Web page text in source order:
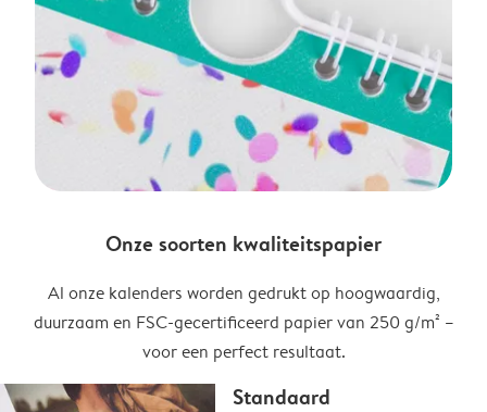
Onze soorten kwaliteitspapier
Al onze kalenders worden gedrukt op hoogwaardig,
duurzaam en FSC-gecertificeerd papier van 250 g/m² –
voor een perfect resultaat.
Standaard